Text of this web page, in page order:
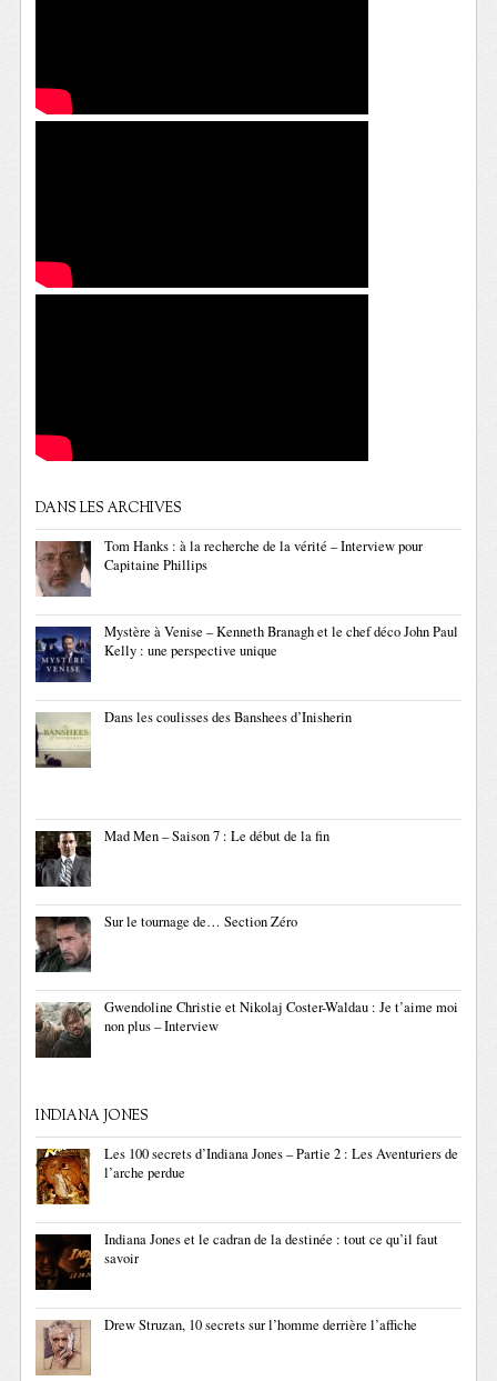
DANS LES ARCHIVES
Tom Hanks : à la recherche de la vérité – Interview pour
Capitaine Phillips
Mystère à Venise – Kenneth Branagh et le chef déco John Paul
Kelly : une perspective unique
Dans les coulisses des Banshees d’Inisherin
Mad Men – Saison 7 : Le début de la fin
Sur le tournage de… Section Zéro
Gwendoline Christie et Nikolaj Coster-Waldau : Je t’aime moi
non plus – Interview
INDIANA JONES
Les 100 secrets d’Indiana Jones – Partie 2 : Les Aventuriers de
l’arche perdue
Indiana Jones et le cadran de la destinée : tout ce qu’il faut
savoir
Drew Struzan, 10 secrets sur l’homme derrière l’affiche